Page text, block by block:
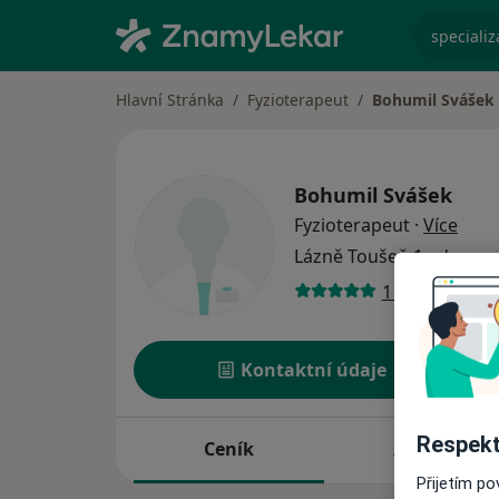
Hlavní Stránka Fyzioterapeut Bohumil Svášek
Bohumil Svášek
Fyzioterapeut · Více
Lázně Toušeň1 adresa
1 názor
Kontaktní údaje
Ceník Adresy
Přijetím